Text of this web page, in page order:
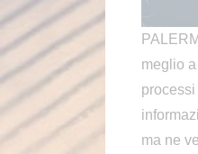
meglio
processi
ma ne